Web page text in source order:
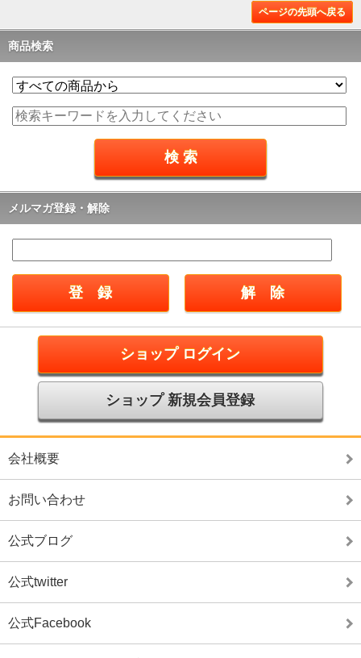
ページの先頭へ戻る
商品検索
メルマガ登録・解除
ショップ ログイン
ショップ 新規会員登録
会社概要
お問い合わせ
公式ブログ
公式twitter
公式Facebook